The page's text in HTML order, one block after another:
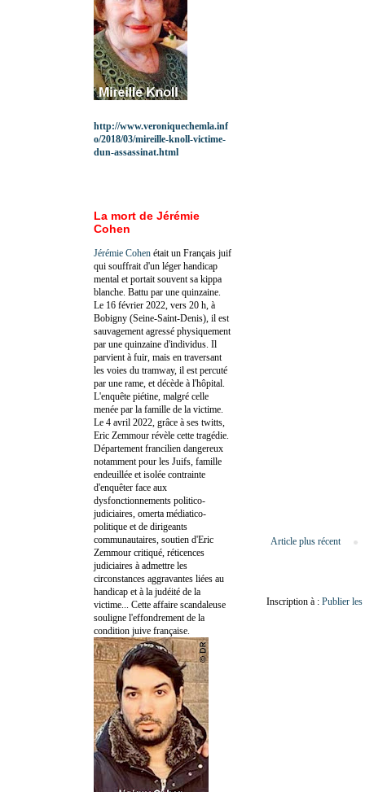
Article plus récent
Inscription à : Publier
http://www.veroniquechemla.inf
o/2018/03/mireille-knoll-victime-
dun-assassinat.html
La mort de Jérémie
Cohen
Jérémie Cohen était un Français juif
qui souffrait d'un léger handicap
mental et portait souvent sa kippa
blanche. Battu par une quinzaine.
Le 16 février 2022, vers 20 h, à
Bobigny (Seine-Saint-Denis), il est
sauvagement agressé physiquement
par une quinzaine d'individus. Il
parvient à fuir, mais en traversant
les voies du tramway, il est percuté
par une rame, et décède à l'hôpital.
L'enquête piétine, malgré celle
menée par la famille de la victime.
Le 4 avril 2022, grâce à ses twitts,
Eric Zemmour révèle cette tragédie.
Département francilien dangereux
notamment pour les Juifs, famille
endeuillée et isolée contrainte
d'enquêter face aux
dysfonctionnements politico-
judiciaires, omerta médiatico-
politique et de dirigeants
communautaires, soutien d'Eric
Zemmour critiqué, réticences
judiciaires à admettre les
circonstances aggravantes liées au
handicap et à la judéité de la
victime... Cette affaire scandaleuse
souligne l'effondrement de la
condition juive française.